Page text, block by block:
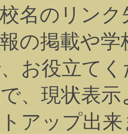
名のリン
の掲載や
お役立て
、現状表
アップ出